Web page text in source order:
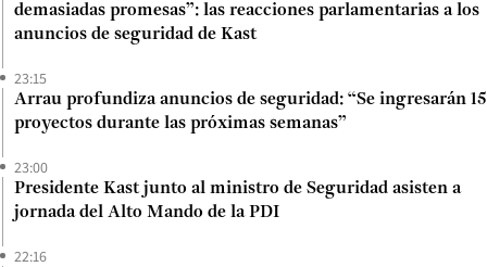
demasiadas promesas”: las reacciones parlamentarias a los
anuncios de seguridad de Kast
23:15
Arrau profundiza anuncios de seguridad: “Se ingresarán 15
proyectos durante las próximas semanas”
23:00
Presidente Kast junto al ministro de Seguridad asisten a
jornada del Alto Mando de la PDI
22:16